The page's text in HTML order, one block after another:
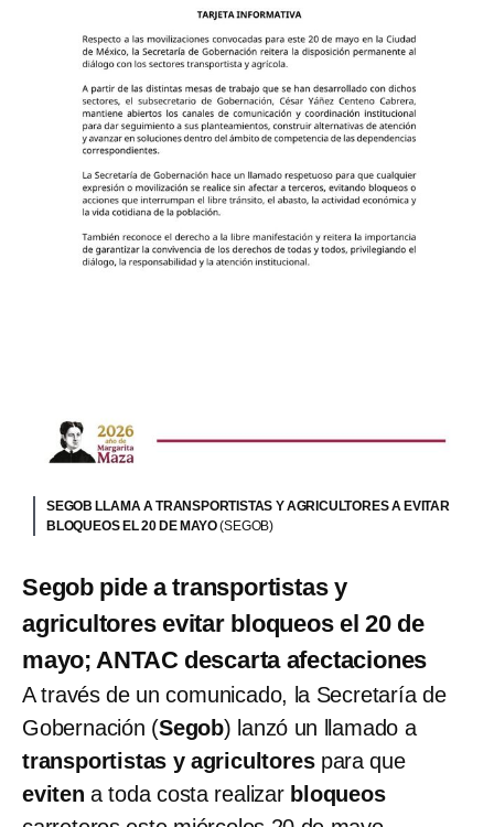
SEGOB LLAMA A TRANSPORTISTAS Y AGRICULTORES A EVITAR
BLOQUEOS EL 20 DE MAYO(SEGOB)
Segob pide a transportistas y
agricultores evitar bloqueos el 20 de
mayo; ANTAC descarta afectaciones
A través de un comunicado, la Secretaría de
Gobernación (Segob) lanzó un llamado a
transportistas y agricultorespara que
eviten a toda costa realizar bloqueos